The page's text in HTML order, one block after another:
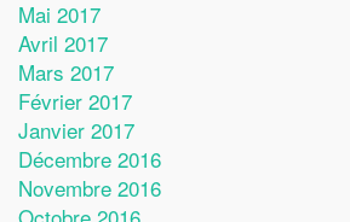
Mai 2017
Avril 2017
Mars 2017
Février 2017
Janvier 2017
Décembre 2016
Novembre 2016